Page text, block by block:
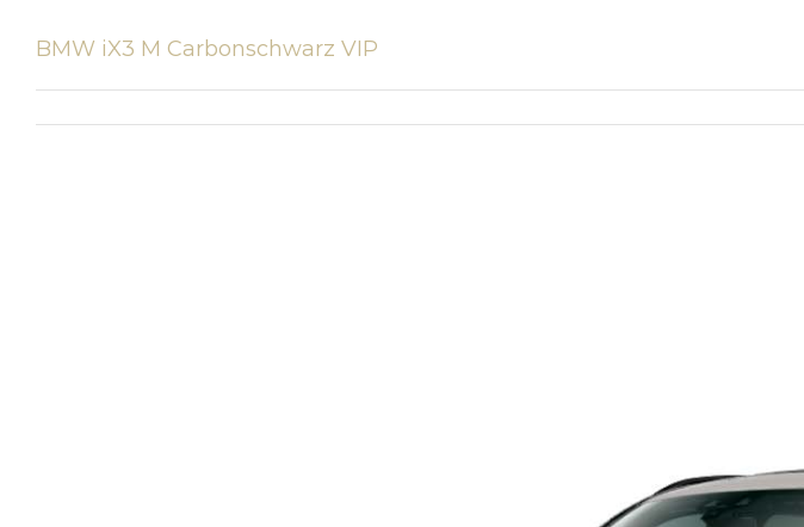
BMW iX3 M Carbonschwarz VIP